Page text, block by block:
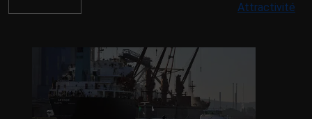
Attractivité